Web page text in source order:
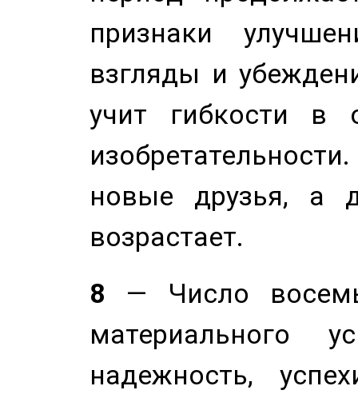
признаки
взгляды и
учит гибкости в
новые друзья, а
возрастает.
8 — Число
материального
надежность,